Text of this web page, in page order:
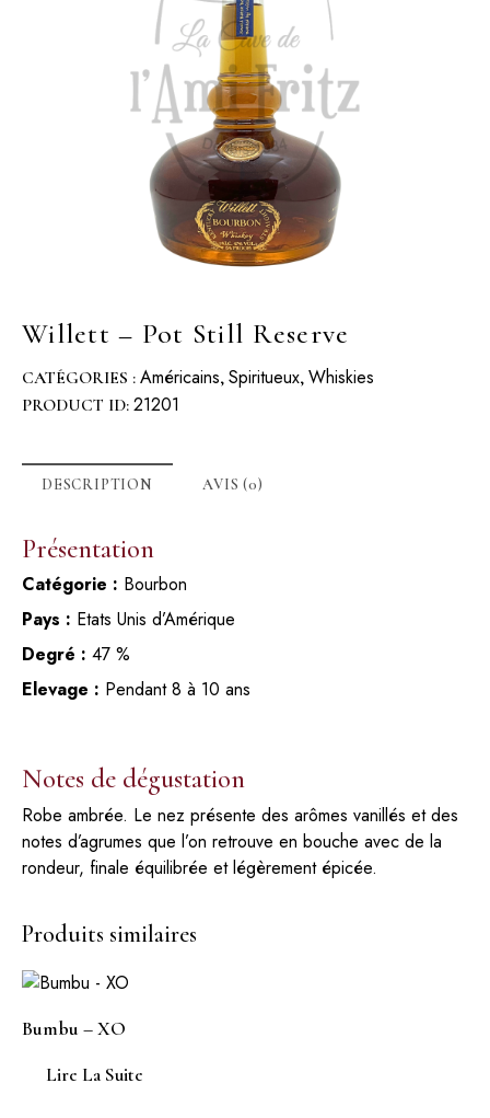
Willett – Pot Still Reserve
CATÉGORIES : Américains, Spiritueux, Whiskies
PRODUCT ID: 21201
DESCRIPTION AVIS (0)
Présentation
Catégorie : Bourbon
Pays : Etats Unis d’Amérique
Degré : 47 %
Elevage : Pendant 8 à 10 ans
Notes de dégustation
Robe ambrée. Le nez présente des arômes vanillés et des
notes d’agrumes que l’on retrouve en bouche avec de la
rondeur, finale équilibrée et légèrement épicée.
Produits similaires
Bumbu – XO
Lire La Suite